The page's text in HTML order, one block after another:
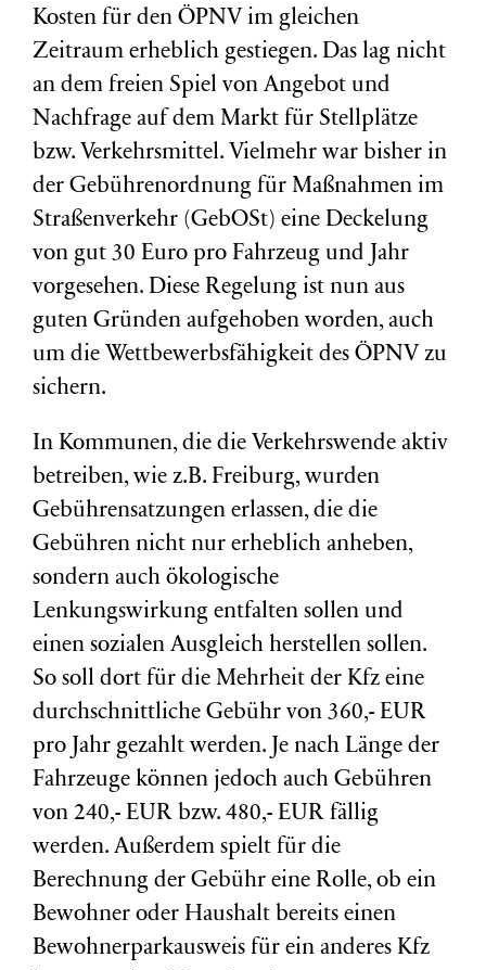
Kosten für den ÖPNV im gleichen
Zeitraum erheblich gestiegen. Das lag nicht
an dem freien Spiel von Angebot und
Nachfrage auf dem Markt für Stellplätze
bzw. Verkehrsmittel. Vielmehr war bisher in
der Gebührenordnung für Maßnahmen im
Straßenverkehr (GebOSt) eine Deckelung
von gut 30 Euro pro Fahrzeug und Jahr
vorgesehen. Diese Regelung ist nun aus
guten Gründen aufgehoben worden, auch
um die Wettbewerbsfähigkeit des ÖPNV zu
sichern.
In Kommunen, die die Verkehrswende aktiv
betreiben, wie z.B. Freiburg, wurden
Gebührensatzungen erlassen, die die
Gebühren nicht nur erheblich anheben,
sondern auch ökologische
Lenkungswirkung entfalten sollen und
einen sozialen Ausgleich herstellen sollen.
So soll dort für die Mehrheit der Kfz eine
durchschnittliche Gebühr von 360,- EUR
pro Jahr gezahlt werden. Je nach Länge der
Fahrzeuge können jedoch auch Gebühren
von 240,- EUR bzw. 480,- EUR fällig
werden. Außerdem spielt für die
Berechnung der Gebühr eine Rolle, ob ein
Bewohner oder Haushalt bereits einen
Bewohnerparkausweis für ein anderes Kfz